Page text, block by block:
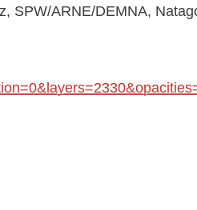
SPW/ARNE/DEMNA,
234f-424a-b271-